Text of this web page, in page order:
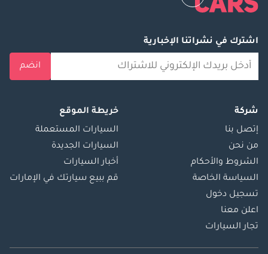
اشترك في نشراتنا الإخبارية
انضم
شركة
إتصل بنا
من نحن
الشروط والأحكام
السياسة الخاصة
تسجيل دخول
اعلن معنا
تجار السيارات
خريطة الموقع
السيارات المستعملة
السيارات الجديدة
أخبار السيارات
قم ببيع سيارتك في الإمارات